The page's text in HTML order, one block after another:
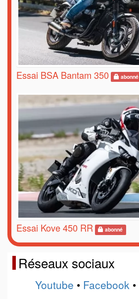
Essai BSA Bantam 350 abonné
Essai Kove 450 RR abonné
Réseaux sociaux
Youtube • Facebook •